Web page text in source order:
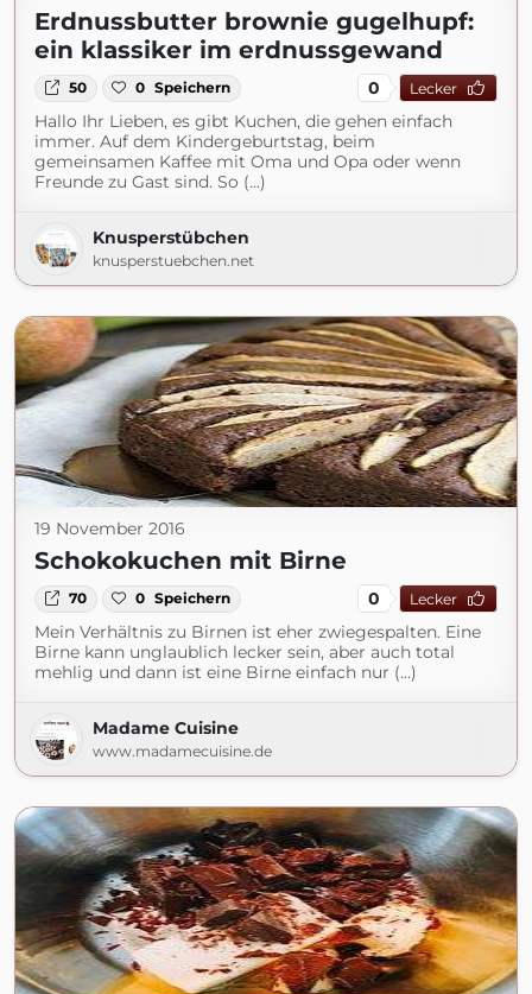
Erdnussbutter brownie gugelhupf:
ein klassiker im erdnussgewand
50 0 Speichern 0 Lecker
Hallo Ihr Lieben, es gibt Kuchen, die gehen einfach
immer. Auf dem Kindergeburtstag, beim
gemeinsamen Kaffee mit Oma und Opa oder wenn
Freunde zu Gast sind. So (...)
Knusperstübchen
knusperstuebchen.net
19 November 2016
Schokokuchen mit Birne
70 0 Speichern 0 Lecker
Mein Verhältnis zu Birnen ist eher zwiegespalten. Eine
Birne kann unglaublich lecker sein, aber auch total
mehlig und dann ist eine Birne einfach nur (...)
Madame Cuisine
www.madamecuisine.de